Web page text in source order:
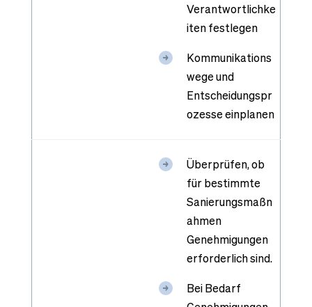
Verantwortlichke
iten festlegen
Kommunikations
wege und
Entscheidungspr
ozesse einplanen
Überprüfen, ob
für bestimmte
Sanierungsmaßn
ahmen
Genehmigungen
erforderlich sind.
Bei Bedarf